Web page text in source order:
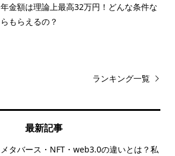
年金額は理論上最高32万円！どんな条件な
らもらえるの？
ランキング一覧
最新記事
メタバース・NFT・web3.0の違いとは？私